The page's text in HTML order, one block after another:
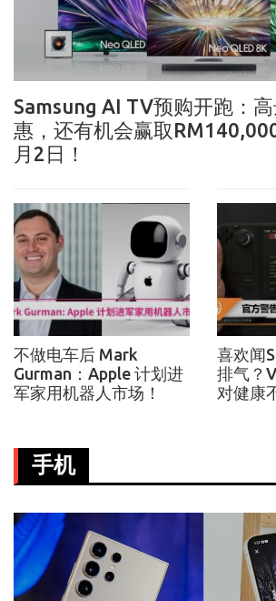
Samsung AI TV预购开跑：
惠，还有机会赢取
月2日！
不做电车后 Mark
Gurman：Apple 计划进
军家用机器人市场！
喜欢闻
排气？
对健康
手机